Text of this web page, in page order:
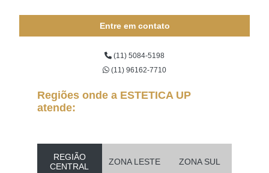
Entre em contato
(11) 5084-5198
(11) 96162-7710
Regiões onde a ESTETICA UP
atende:
REGIÃO
CENTRAL
ZONA LESTE ZONA SUL